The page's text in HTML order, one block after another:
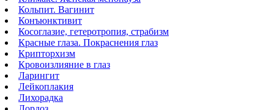
Кольпит. Вагинит
Конъюнктивит
Косоглазие, гетеротропия, страбизм
Красные глаза. Покраснения глаз
Крипторхизм
Кровоизлияние в глаз
Ларингит
Лейкоплакия
Лихорадка